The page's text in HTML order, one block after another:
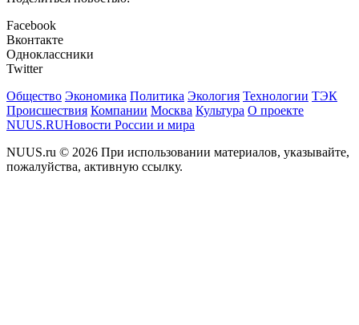
Facebook
Вконтакте
Одноклассники
Twitter
Общество Экономика Политика Экология Технологии ТЭК
Происшествия Компании Москва Культура О проекте
NUUS.RUНовости России и мира
NUUS.ru © 2026 При использовании материалов, указывайте,
пожалуйства, активную ссылку.